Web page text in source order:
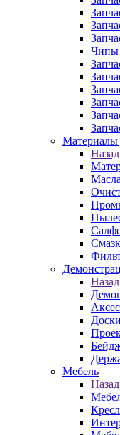
Чипы
Назад
Масла
Назад
Мебель
Назад